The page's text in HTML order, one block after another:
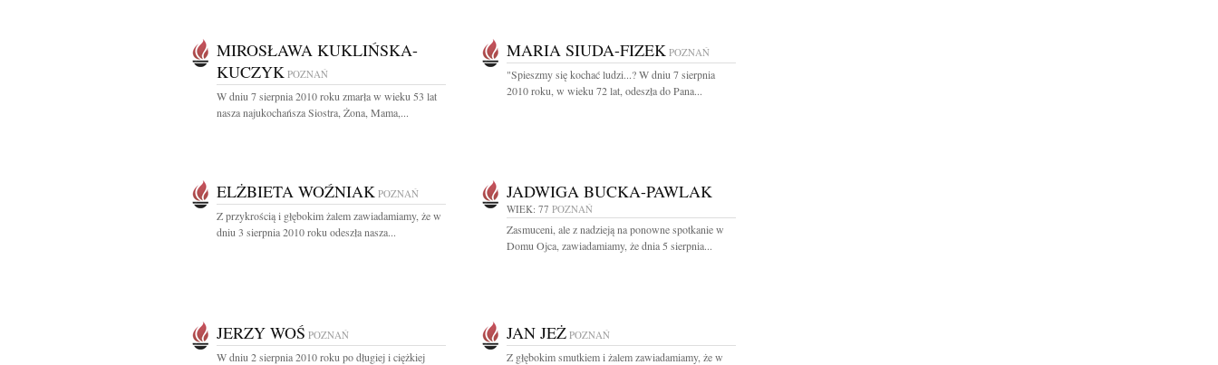
MIROSŁAWA KUKLIŃSKA-
KUCZYK POZNAŃ
W dniu 7 sierpnia 2010 roku zmarła w wieku 53 lat
nasza najukochańsza Siostra, Żona, Mama,...
MARIA SIUDA-FIZEK POZNAŃ
"Spieszmy się kochać ludzi...? W dniu 7 sierpnia
2010 roku, w wieku 72 lat, odeszła do Pana...
ELŻBIETA WOŹNIAK POZNAŃ
Z przykrością i głębokim żalem zawiadamiamy, że w
dniu 3 sierpnia 2010 roku odeszła nasza...
JADWIGA BUCKA-PAWLAK
WIEK: 77 POZNAŃ
Zasmuceni, ale z nadzieją na ponowne spotkanie w
Domu Ojca, zawiadamiamy, że dnia 5 sierpnia...
JERZY WOŚ POZNAŃ
W dniu 2 sierpnia 2010 roku po długiej i ciężkiej
JAN JEŻ POZNAŃ
Z głębokim smutkiem i żalem zawiadamiamy, że w